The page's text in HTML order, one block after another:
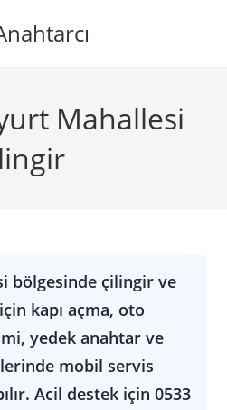
Mahallesi
bölgesinde çilingir ve
kapı açma, oto
yedek anahtar ve
mobil servis
Acil destek için 0533